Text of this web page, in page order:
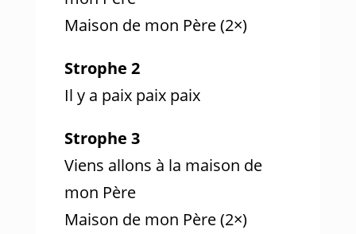
Maison de mon Père (2×)
Strophe 2
Il y a paix paix paix
Strophe 3
Viens allons à la maison de
mon Père
Maison de mon Père (2×)